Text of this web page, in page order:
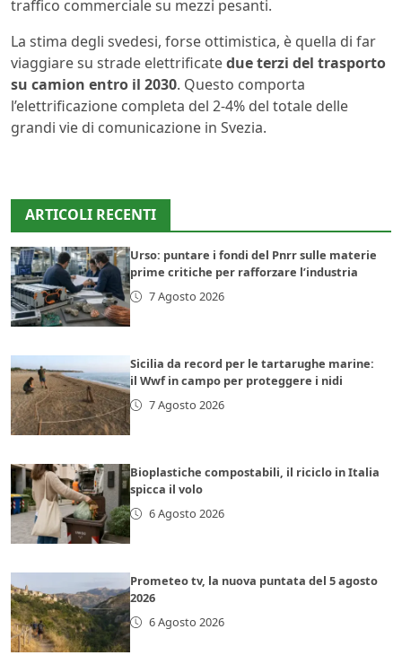
traffico commerciale su mezzi pesanti.
La stima degli svedesi, forse ottimistica, è quella di far
viaggiare su strade elettrificatedue terzi del trasporto
su camion entro il 2030. Questo comporta
l’elettrificazione completa del 2-4% del totale delle
grandi vie di comunicazione in Svezia.
ARTICOLI RECENTI
Urso: puntare i fondi del Pnrr sulle materie
prime critiche per rafforzare l’industria
7 Agosto 2026
Sicilia da record per le tartarughe marine:
il Wwf in campo per proteggere i nidi
7 Agosto 2026
Bioplastiche compostabili, il riciclo in Italia
spicca il volo
6 Agosto 2026
Prometeo tv, la nuova puntata del 5 agosto
2026
6 Agosto 2026